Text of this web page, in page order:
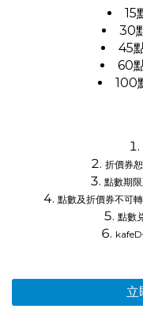
15
30
45
60
100
折價券
點數期限
點數及折價券不可
點數
kafeD
立